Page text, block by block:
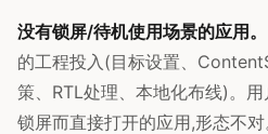
没有锁屏/待机使用场景的应用。
的工程投入(目标设置、
策、RTL处理、本地化布线)。
锁屏而直接打开的应用,形态不